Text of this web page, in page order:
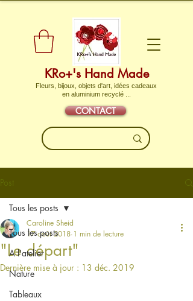
KRo+'s Hand Made
Fleurs, bijoux, objets d'art, idées cadeaux
en aluminium recyclé ...
CONTACT
Post
Tous les posts
A l'atelier
Nature
Tableaux
Tous les posts
"Le départ"
Caroline Sheid
17 août 2018 1 min de lecture
Dernière mise à jour : 13 déc. 2019